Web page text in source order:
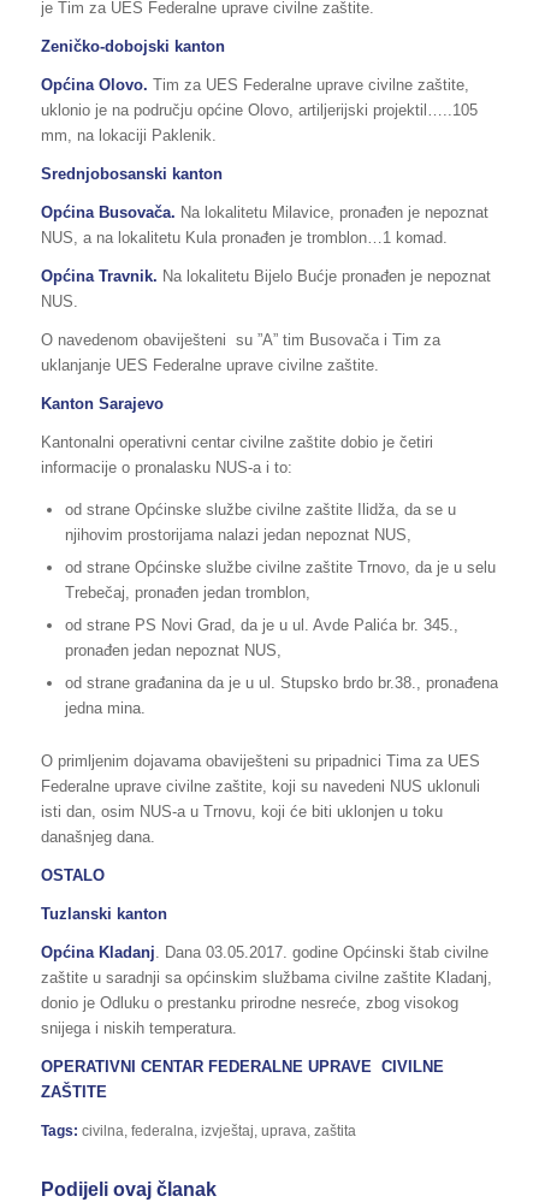
je Tim za UES Federalne uprave civilne zaštite.
Zeničko-dobojski kanton
Općina Olovo. Tim za UES Federalne uprave civilne zaštite,
uklonio je na području općine Olovo, artiljerijski projektil…..105
mm, na lokaciji Paklenik.
Srednjobosanski kanton
Općina Busovača. Na lokalitetu Milavice, pronađen je nepoznat
NUS, a na lokalitetu Kula pronađen je tromblon…1 komad.
Općina Travnik. Na lokalitetu Bijelo Bućje pronađen je nepoznat
NUS.
O navedenom obaviješteni su ”A” tim Busovača i Tim za
uklanjanje UES Federalne uprave civilne zaštite.
Kanton Sarajevo
Kantonalni operativni centar civilne zaštite dobio je četiri
informacije o pronalasku NUS-a i to:
od strane Općinske službe civilne zaštite Ilidža, da se u
njihovim prostorijama nalazi jedan nepoznat NUS,
od strane Općinske službe civilne zaštite Trnovo, da je u selu
Trebečaj, pronađen jedan tromblon,
od strane PS Novi Grad, da je u ul. Avde Palića br. 345.,
pronađen jedan nepoznat NUS,
od strane građanina da je u ul. Stupsko brdo br.38., pronađena
jedna mina.
O primljenim dojavama obaviješteni su pripadnici Tima za UES
Federalne uprave civilne zaštite, koji su navedeni NUS uklonuli
isti dan, osim NUS-a u Trnovu, koji će biti uklonjen u toku
današnjeg dana.
OSTALO
Tuzlanski kanton
Općina Kladanj. Dana 03.05.2017. godine Općinski štab civilne
zaštite u saradnji sa općinskim službama civilne zaštite Kladanj,
donio je Odluku o prestanku prirodne nesreće, zbog visokog
snijega i niskih temperatura.
OPERATIVNI CENTAR FEDERALNE UPRAVE CIVILNE
ZAŠTITE
Tags: civilna federalna izvještaj uprava zaštita
Podijeli ovaj članak